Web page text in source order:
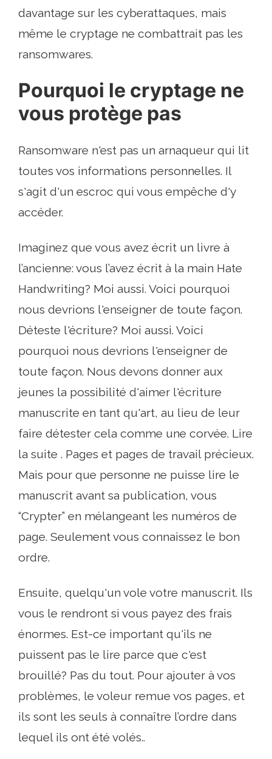
davantage sur les cyberattaques, mais
même le cryptage ne combattrait pas les
ransomwares.
Pourquoi le cryptage ne
vous protège pas
Ransomware n'est pas un arnaqueur qui lit
toutes vos informations personnelles. Il
s'agit d'un escroc qui vous empêche d'y
accéder.
Imaginez que vous avez écrit un livre à
l’ancienne: vous l’avez écrit à la main Hate
Handwriting? Moi aussi. Voici pourquoi
nous devrions l'enseigner de toute façon.
Déteste l'écriture? Moi aussi. Voici
pourquoi nous devrions l'enseigner de
toute façon. Nous devons donner aux
jeunes la possibilité d'aimer l'écriture
manuscrite en tant qu'art, au lieu de leur
faire détester cela comme une corvée. Lire
la suite . Pages et pages de travail précieux.
Mais pour que personne ne puisse lire le
manuscrit avant sa publication, vous
“Crypter” en mélangeant les numéros de
page. Seulement vous connaissez le bon
ordre.
Ensuite, quelqu'un vole votre manuscrit. Ils
vous le rendront si vous payez des frais
énormes. Est-ce important qu'ils ne
puissent pas le lire parce que c'est
brouillé? Pas du tout. Pour ajouter à vos
problèmes, le voleur remue vos pages, et
ils sont les seuls à connaître l’ordre dans
lequel ils ont été volés..